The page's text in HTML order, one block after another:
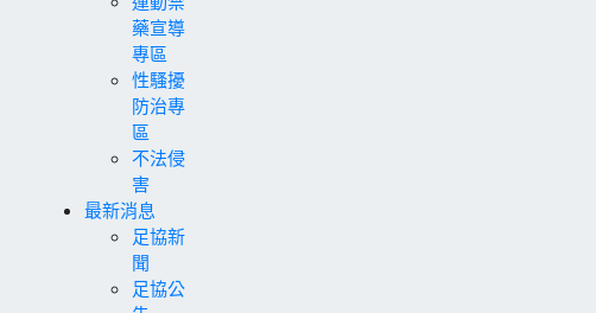
藥宣導
專區
性騷擾
防治專
區
不法侵
害
最新消息
足協新
聞
足協公